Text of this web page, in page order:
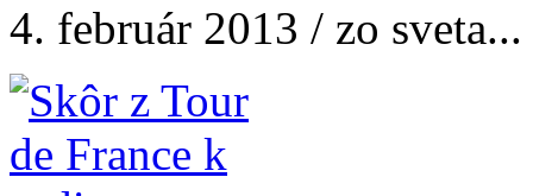
4. február 2013 / zo sveta...